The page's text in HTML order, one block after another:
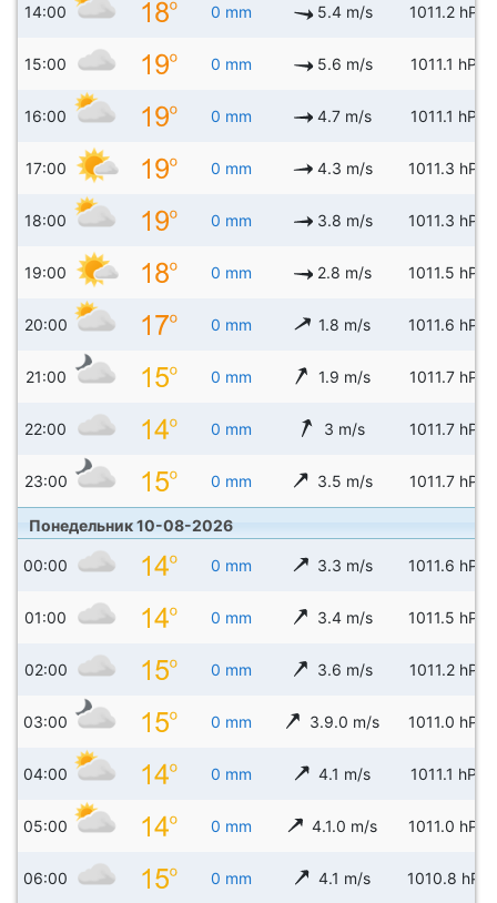
14:00 0 mm 5.4 m/s 1011.2 hPa
15:00 0 mm 5.6 m/s 1011.1 hPa
16:00 0 mm 4.7 m/s 1011.1 hPa
17:00 0 mm 4.3 m/s 1011.3 hPa
18:00 0 mm 3.8 m/s 1011.3 hPa
19:00 0 mm 2.8 m/s 1011.5 hPa
20:00 0 mm 1.8 m/s 1011.6 hPa
21:00 0 mm 1.9 m/s 1011.7 hPa
22:00 0 mm 3 m/s 1011.7 hPa
23:00 0 mm 3.5 m/s 1011.7 hPa
Понедельник 10-08-2026
00:00 0 mm 3.3 m/s 1011.6 hPa
01:00 0 mm 3.4 m/s 1011.5 hPa
02:00 0 mm 3.6 m/s 1011.2 hPa
03:00 0 mm 3.9.0 m/s 1011.0 hPa
04:00 0 mm 4.1 m/s 1011.1 hPa
05:00 0 mm 4.1.0 m/s 1011.0 hPa
06:00 0 mm 4.1 m/s 1010.8 hPa